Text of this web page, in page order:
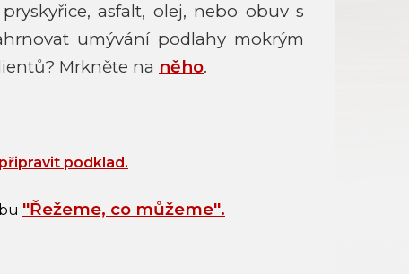
asfalt, olej, nebo obuv s
umývání podlahy mokrým
Mrkněte na něho.
podklad.
"Řežeme, co můžeme".